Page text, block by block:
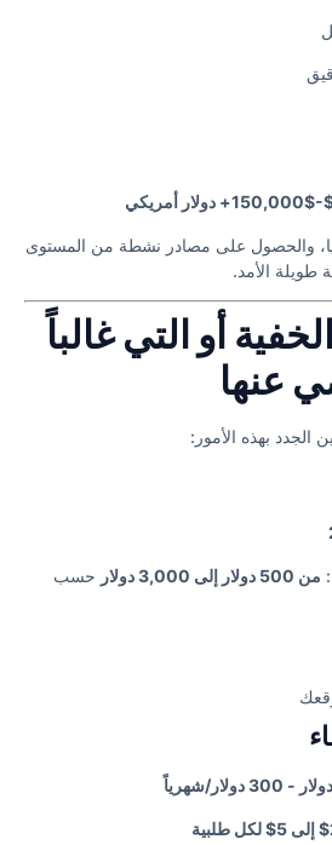
والحصول على مصادر نشطة من المستوى
طويلة الأمد.
أو التي غالباً
عنها
الجدد بهذه الأمور:
من 500 دولار إلى 3,000 دولار
حسب